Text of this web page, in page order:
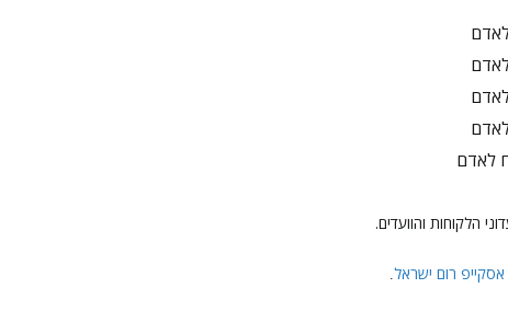
לאדם
הלקוחות והוועדים.
אסקייפ רום ישראל.